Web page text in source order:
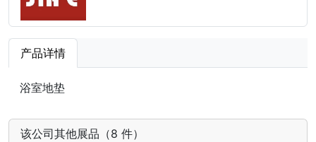
产品详情
浴室地垫
该公司其他展品（8 件）